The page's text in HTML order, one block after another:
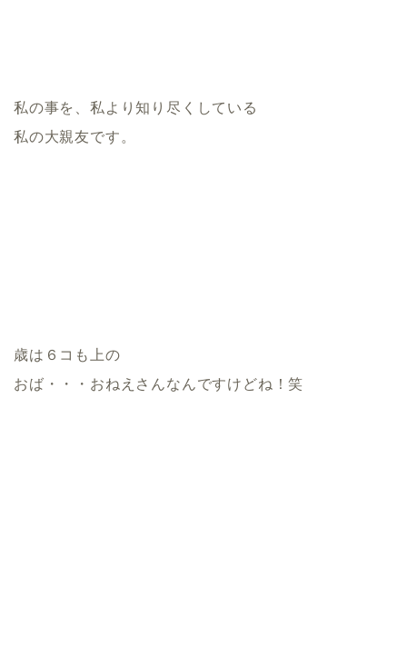
私の事を、私より知り尽くしている
私の大親友です。
歳は６コも上の
おば・・・おねえさんなんですけどね！笑